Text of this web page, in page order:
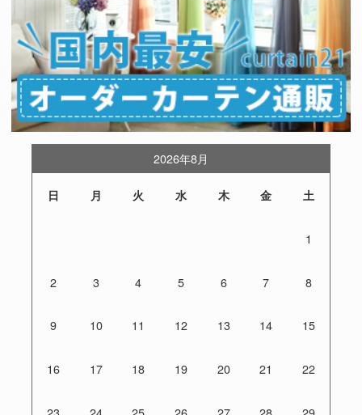
2026年8月
日 月 火 水 木 金 土
1
2 3 4 5 6 7 8
9 10 11 12 13 14 15
16 17 18 19 20 21 22